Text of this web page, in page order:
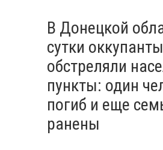
В Донецкой
сутки
обстреляли
пункты: один
погиб и еще
ранены